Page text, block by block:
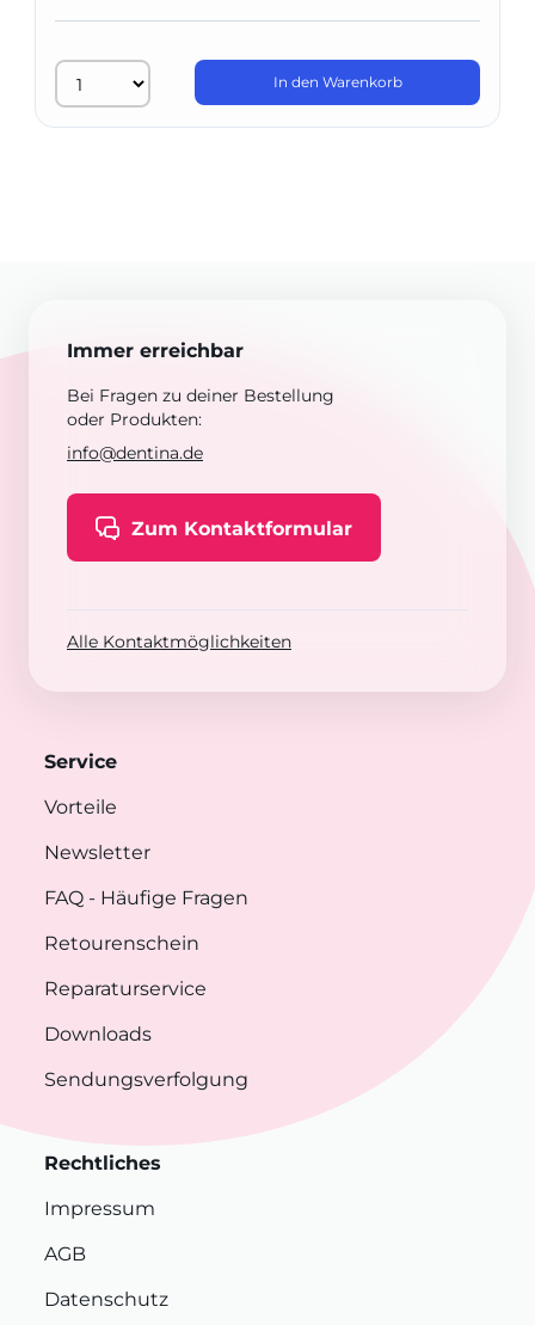
In den Warenkorb
Immer erreichbar
Bei Fragen zu deiner Bestellung
oder Produkten:
info@dentina.de
Zum Kontaktformular
Alle Kontaktmöglichkeiten
Service
Vorteile
Newsletter
FAQ - Häufige Fragen
Retourenschein
Reparaturservice
Downloads
Sendungsverfolgung
Rechtliches
Impressum
AGB
Datenschutz